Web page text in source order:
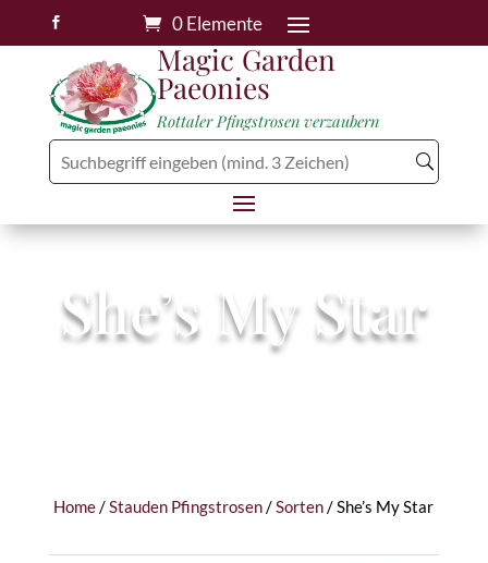
 0 Elemente
Magic Garden
Paeonies
Rottaler Pfingstrosen verzaubern
She’s My Star
Home/Stauden Pfingstrosen/Sorten/ She’s My Star